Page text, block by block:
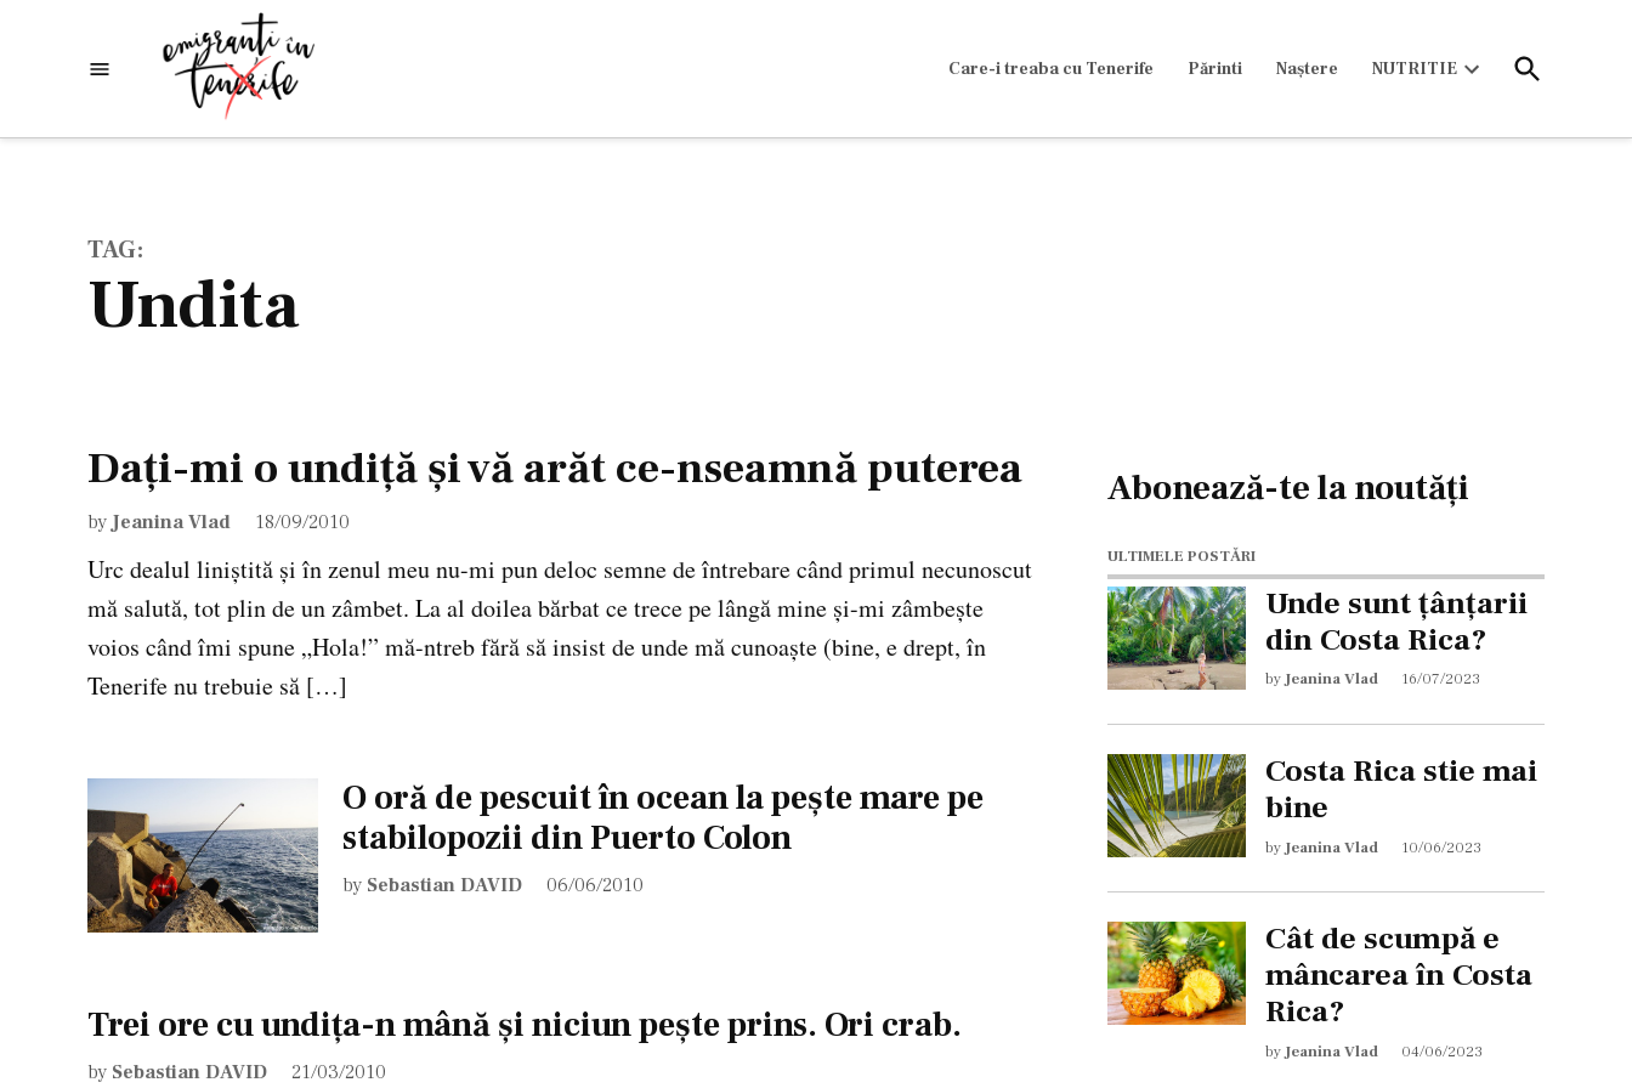
Care-i treaba cu Tenerife Părinti Naștere NUTRITIE
Open
Search
TAG:
undita
Daţi-mi o undiţă şi vă arăt ce-nseamnă puterea
by Jeanina Vlad 18/09/2010
Urc dealul liniştită şi în zenul meu nu-mi pun deloc semne de întrebare când primul necunoscut
mă salută, tot plin de un zâmbet. La al doilea bărbat ce trece pe lângă mine şi-mi zâmbeşte
voios când îmi spune „Hola!” mă-ntreb fără să insist de unde mă cunoaşte (bine, e drept, în
Tenerife nu trebuie să […]
O oră de pescuit în ocean la peşte mare pe
stabilopozii din Puerto Colon
by Sebastian DAVID 06/06/2010
Trei ore cu undiţa-n mână şi niciun peşte prins. Ori crab.
by Sebastian DAVID 21/03/2010
Abonează-te la noutăți
ULTIMELE POSTĂRI
Unde sunt țânțarii
din Costa Rica?
byJeanina Vlad 16/07/2023
Costa Rica stie mai
bine
by Jeanina Vlad 10/06/2023
Cât de scumpă e
mâncarea în Costa
Rica?
by Jeanina Vlad 04/06/2023